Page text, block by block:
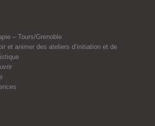
– Tours/Grenoble
et animer des ateliers d’initiation et de